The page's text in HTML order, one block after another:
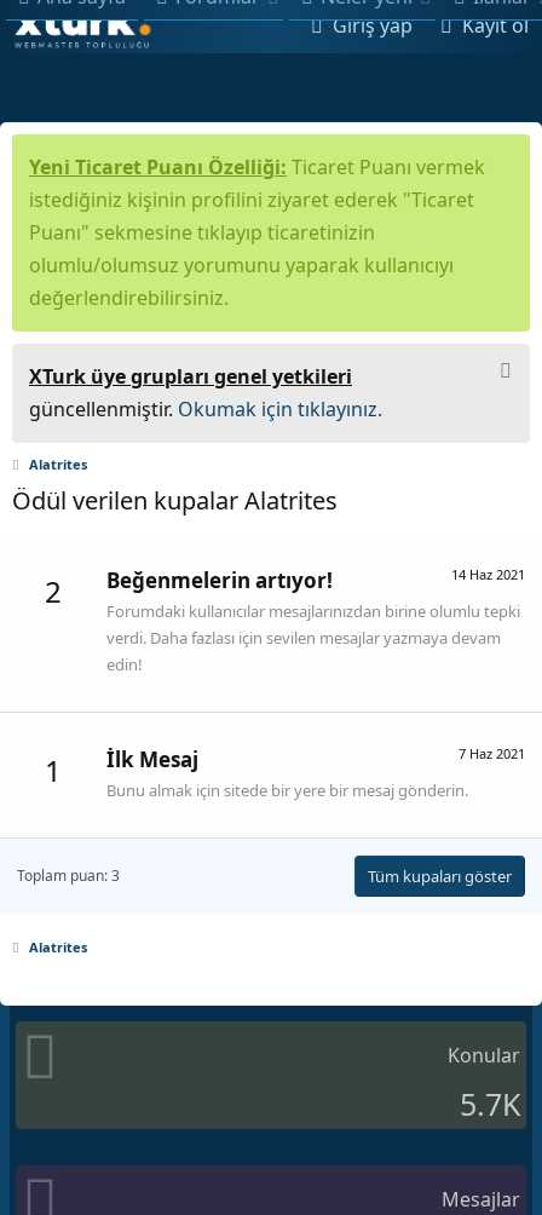
Giriş yap Kayıt ol
Yeni Ticaret Puanı Özelliği: Ticaret Puanı vermek
istediğiniz kişinin profilini ziyaret ederek "Ticaret
Puanı" sekmesine tıklayıp ticaretinizin
olumlu/olumsuz yorumunu yaparak kullanıcıyı
değerlendirebilirsiniz.
XTurk üye grupları genel yetkileri
güncellenmiştir. Okumak için tıklayınız.
Alatrites
Ödül verilen kupalar Alatrites
2 14 Haz 2021
Beğenmelerin artıyor!
Forumdaki kullanıcılar mesajlarınızdan birine olumlu tepki
verdi. Daha fazlası için sevilen mesajlar yazmaya devam
edin!
1 7 Haz 2021
İlk Mesaj
Bunu almak için sitede bir yere bir mesaj gönderin.
Toplam puan: 3 Tüm kupaları göster
Alatrites
Konular
5.7K
Mesajlar